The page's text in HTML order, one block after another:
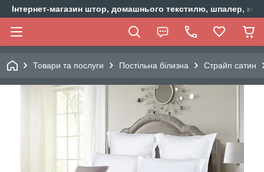
Інтернет-магазин штор, домашнього текстилю, шпалер,
Товари та послуги Постільна білизна Страйп сатин